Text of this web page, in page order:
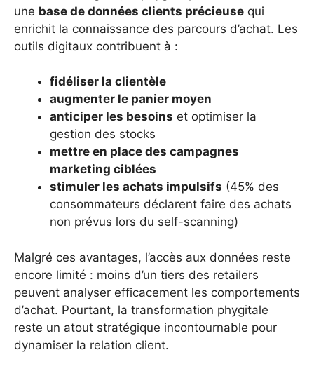
une base de données clients précieuse qui
enrichit la connaissance des parcours d’achat. Les
outils digitaux contribuent à :
fidéliser la clientèle
augmenter le panier moyen
anticiper les besoins et optimiser la
gestion des stocks
mettre en place des campagnes
marketing ciblées
stimuler les achats impulsifs (45% des
consommateurs déclarent faire des achats
non prévus lors du self-scanning)
Malgré ces avantages, l’accès aux données reste
encore limité : moins d’un tiers des retailers
peuvent analyser efficacement les comportements
d’achat. Pourtant, la transformation phygitale
reste un atout stratégique incontournable pour
dynamiser la relation client.